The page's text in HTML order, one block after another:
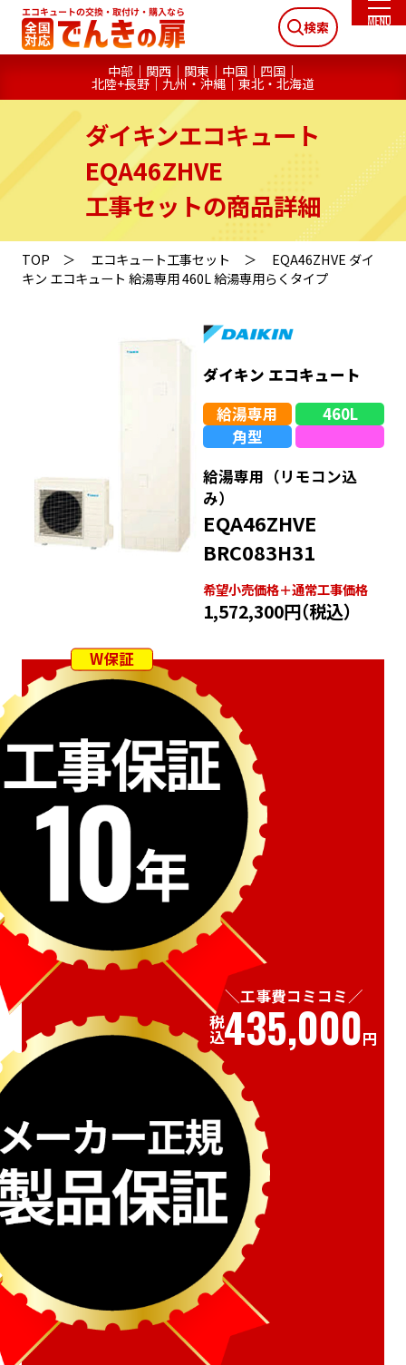
検索
中部 関西 関東 中国 四国
北陸+長野 九州・沖縄 東北・北海道
ダイキンエコキュート
EQA46ZHVE
工事セットの商品詳細
TOP エコキュート工事セット
EQA46ZHVE ダイ
キン エコキュート 給湯専用 460L 給湯専用らくタイプ
ダイキン エコキュート
給湯専用
460L
角型
給湯専用（リモコン込
み）
EQA46ZHVE
BRC083H31
希望⼩売価格＋通常⼯事価格
1,572,300円（税込）
W保証
工事費コミコミ
税込435,000円